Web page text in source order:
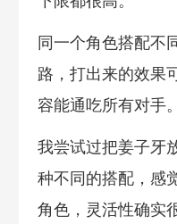
同一个角色搭配不
路，打出来的效果
容能通吃所有对手。
我尝试过把姜子牙
种不同的搭配，感
角色，灵活性确实